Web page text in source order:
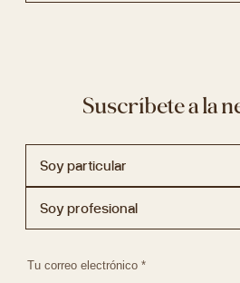
Suscríbete a la
Soy particular
Soy profesional